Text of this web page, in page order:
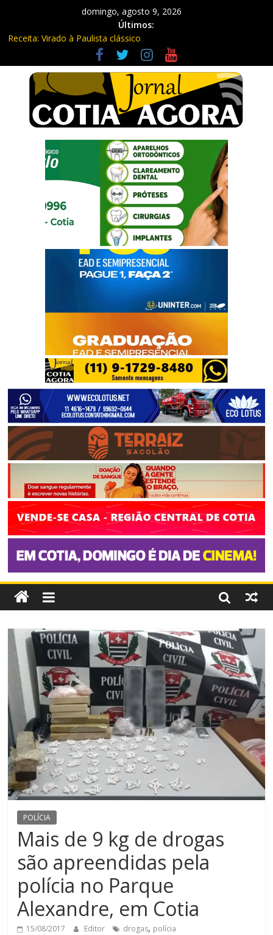
domingo, agosto 9, 2026
Últimos:
Receita: Virado à Paulista clássico
Ladrão de farmácia e procurado por maus-tratos são presos em
Vargem Grande Paulista
Cine Sustentável traz cinema ao ar livre e educação ambiental
para Vargem Grande
WhatsApp vai parar de funcionar em vários celulares antigos em
setembro
São Roque
POLÍCIA
Mais de 9 kg de drogas
são apreendidas pela
polícia no Parque
Alexandre, em Cotia
15/08/2017 Editor drogas, polícia